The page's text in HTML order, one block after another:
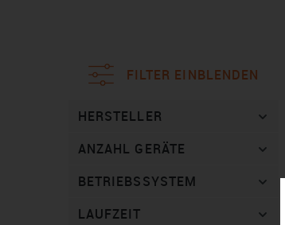
FILTER EINBLENDEN
HERSTELLER
ANZAHL GERÄTE
BETRIEBSSYSTEM
LAUFZEIT